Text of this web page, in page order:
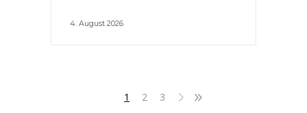
4. August 2026
1 2 3